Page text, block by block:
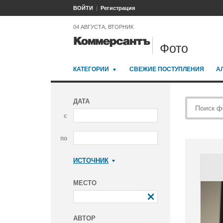
ВОЙТИ Регистрация
04 АВГУСТА, ВТОРНИК
Фото
КАТЕГОРИИ СВЕЖИЕ ПОСТУПЛЕНИЯ
ДАТА
с
по
ИСТОЧНИК
МЕСТО
АВТОР